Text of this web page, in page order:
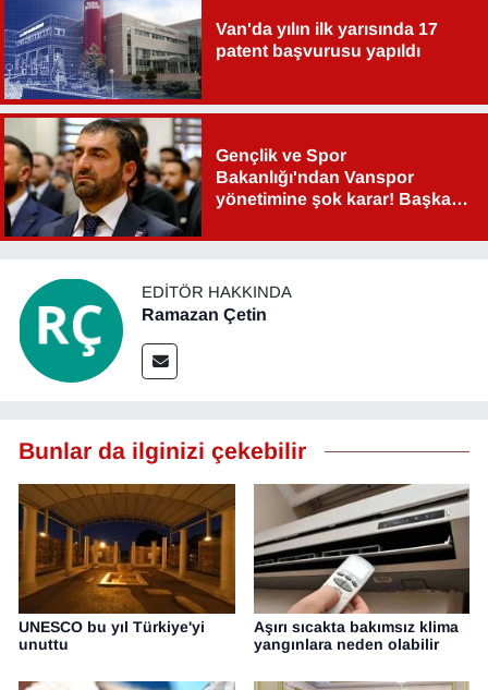
Van'da yılın ilk yarısında 17
patent başvurusu yapıldı
Gençlik ve Spor
Bakanlığı'ndan Vanspor
yönetimine şok karar! Başkan
EDITÖR HAKKINDA
Ramazan Çetin
Bunlar da ilginizi çekebilir
UNESCO bu yıl Türkiye'yi
unuttu
Aşırı sıcakta bakımsız klima
yangınlara neden olabilir